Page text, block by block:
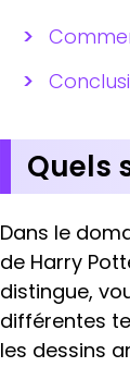
Quels
Dans le
de Harry
distingue,
différentes
les dessins